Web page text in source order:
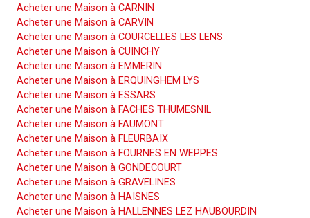
Acheter une Maison à CARNIN
Acheter une Maison à CARVIN
Acheter une Maison à COURCELLES LES LENS
Acheter une Maison à CUINCHY
Acheter une Maison à EMMERIN
Acheter une Maison à ERQUINGHEM LYS
Acheter une Maison à ESSARS
Acheter une Maison à FACHES THUMESNIL
Acheter une Maison à FAUMONT
Acheter une Maison à FLEURBAIX
Acheter une Maison à FOURNES EN WEPPES
Acheter une Maison à GONDECOURT
Acheter une Maison à GRAVELINES
Acheter une Maison à HAISNES
Acheter une Maison à HALLENNES LEZ HAUBOURDIN